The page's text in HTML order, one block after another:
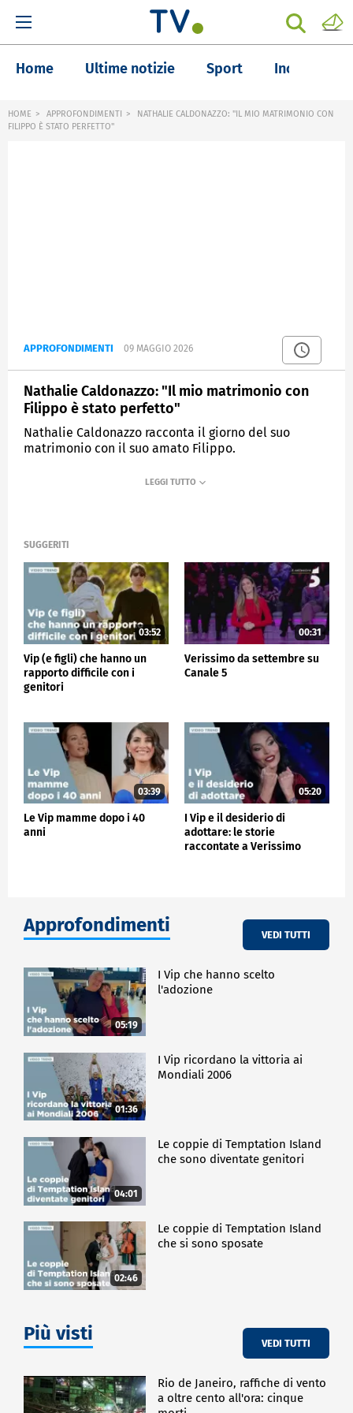
Home Ultime notizie Sport Inchieste
HOME APPROFONDIMENTI
NATHALIE CALDONAZZO: "IL MIO MATRIMONIO CON
FILIPPO È STATO PERFETTO"
APPROFONDIMENTI 09 MAGGIO 2026
Nathalie Caldonazzo: "Il mio matrimonio con
Filippo è stato perfetto"
Nathalie Caldonazzo racconta il giorno del suo
matrimonio con il suo amato Filippo.
VERISSIMO
SUGGERITI
03:52
Vip (e figli) che hanno un
rapporto difficile con i
genitori
00:31
Verissimo da settembre su
Canale 5
03:39
Le Vip mamme dopo i 40
anni
05:20
I Vip e il desiderio di
adottare: le storie
raccontate a Verissimo
Approfondimenti VEDI TUTTI
05:19
I Vip che hanno scelto
l'adozione
01:36
I Vip ricordano la vittoria ai
Mondiali 2006
04:01
Le coppie di Temptation Island
che sono diventate genitori
02:46
Le coppie di Temptation Island
che si sono sposate
Più visti VEDI TUTTI
Rio de Janeiro, raffiche di vento
a oltre cento all'ora: cinque